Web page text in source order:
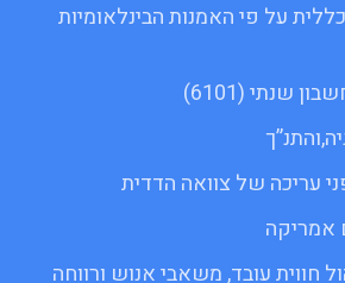
על פי האמנות הבינלאומיות
שנתי (6101)
אמריקה
חווית עובד, משאבי אנוש ורווחה